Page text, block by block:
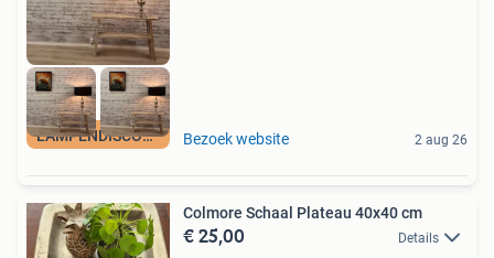
LAMPENDISCOUNT_NL Bezoek website 2 aug 26
Colmore Schaal Plateau 40x40 cm
€ 25,00 Details